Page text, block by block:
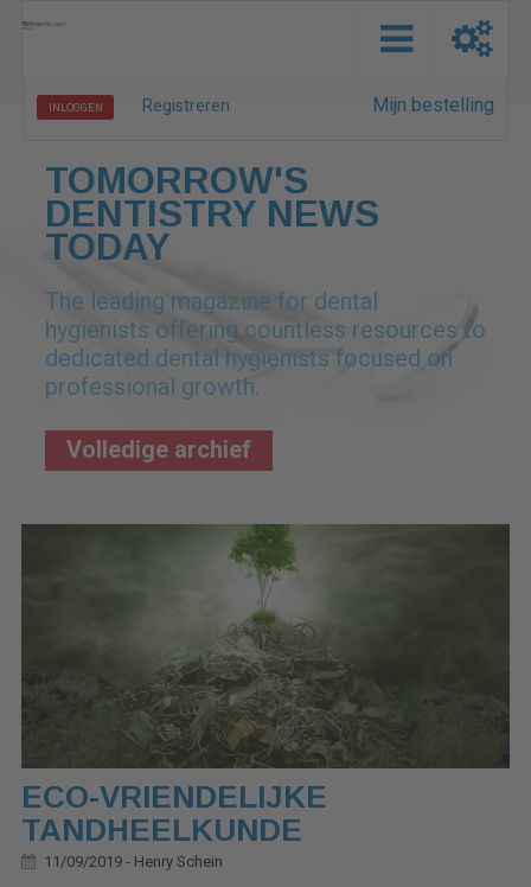
INLOGGEN Registreren Mijn bestelling
TOMORROW'S
DENTISTRY NEWS
TODAY
The leading magazine for dental
hygienists offering countless resources to
dedicated dental hygienists focused on
professional growth.
Volledige archief
ECO-VRIENDELIJKE
TANDHEELKUNDE
11/09/2019 - Henry Schein